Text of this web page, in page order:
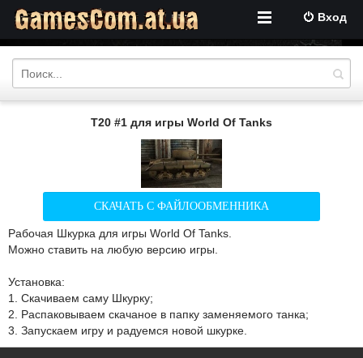
Вход
T20 #1 для игры World Of Tanks
СКАЧАТЬ С ФАЙЛООБМЕННИКА
Рабочая Шкурка для игры World Of Tanks.
Можно ставить на любую версию игры.
Установка:
1. Скачиваем саму Шкурку;
2. Распаковываем скачаное в папку заменяемого танка;
3. Запускаем игру и радуемся новой шкурке.